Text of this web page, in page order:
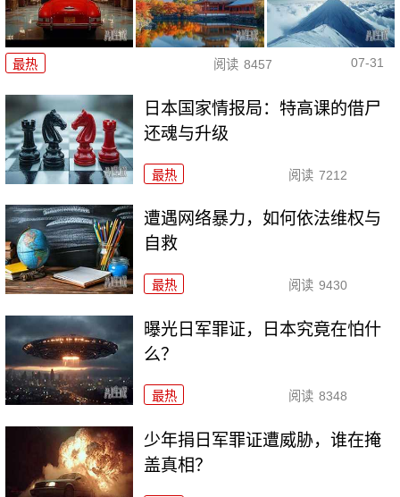
最热 阅读 8457 07-31
日本国家情报局：特高课的借尸
还魂与升级
最热 阅读 7212
遭遇网络暴力，如何依法维权与
自救
最热 阅读 9430
曝光日军罪证，日本究竟在怕什
么？
最热 阅读 8348
少年捐日军罪证遭威胁，谁在掩
盖真相？